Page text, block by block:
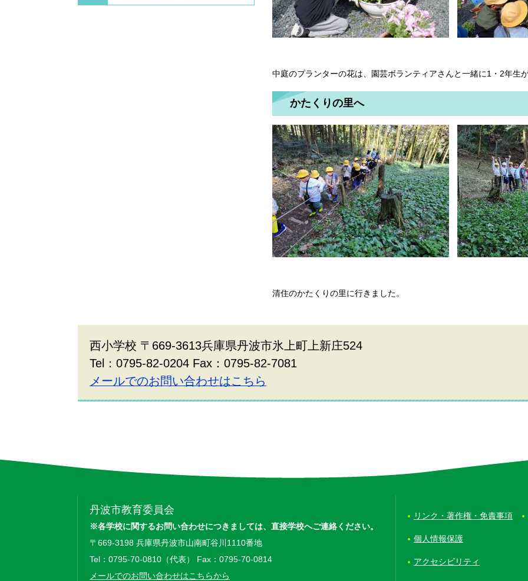
中庭のプランターの花は、園芸ボランティアさんと一緒に1・2年生
かたくりの里へ
清住のかたくりの里に行きました。
西小学校 〒669-3613兵庫県丹波市氷上町上新庄524
Tel：0795-82-0204 Fax：0795-82-7081
メールでのお問い合わせはこちら
丹波市教育委員会
※各学校に関するお問い合わせにつきましては、 直接学校へご連絡ください。
〒669-3198 兵庫県丹波市山南町谷川1110番地
Tel：0795-70-0810（代表） Fax：0795-70-0814
メールでのお問い合わせはこちらから
リンク・著作権・免責事項
個人情報保護
アクセシビリティ